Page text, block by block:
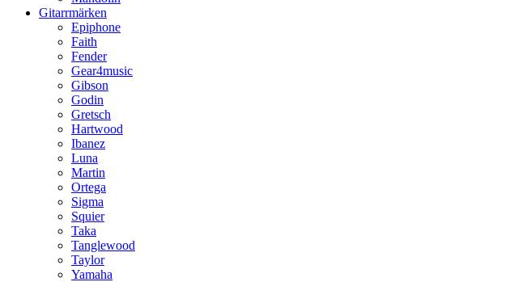
Gitarrmärken
Epiphone
Faith
Fender
Gear4music
Gibson
Godin
Gretsch
Hartwood
Ibanez
Luna
Martin
Ortega
Sigma
Squier
Taka
Tanglewood
Taylor
Yamaha